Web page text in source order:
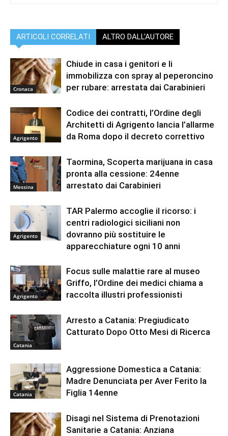
ARTICOLI CORRELATI ALTRO DALL'AUTORE
Cronaca
Chiude in casa i genitori e li
immobilizza con spray al peperoncino
per rubare: arrestata dai Carabinieri
Agrigento
Codice dei contratti, l’Ordine degli
Architetti di Agrigento lancia l’allarme
da Roma dopo il decreto correttivo
Messina
Taormina, Scoperta marijuana in casa
pronta alla cessione: 24enne
arrestato dai Carabinieri
Agrigento
TAR Palermo accoglie il ricorso: i
centri radiologici siciliani non
dovranno più sostituire le
apparecchiature ogni 10 anni
Agrigento
Focus sulle malattie rare al museo
Griffo, l’Ordine dei medici chiama a
raccolta illustri professionisti
Catania
Arresto a Catania: Pregiudicato
Catturato Dopo Otto Mesi di Ricerca
Catania
Aggressione Domestica a Catania:
Madre Denunciata per Aver Ferito la
Figlia 14enne
Disagi nel Sistema di Prenotazioni
Sanitarie a Catania: Anziana